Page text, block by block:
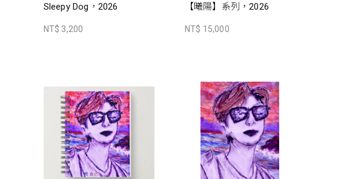
Sleepy Dog，2026
NT$ 3,200
【曦陽】系列，2026
NT$ 15,000